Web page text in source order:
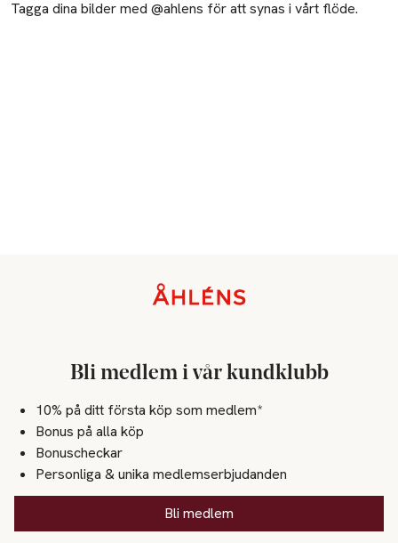
Tagga dina bilder med @ahlens för att synas i vårt flöde.
Bli medlem i vår kundklubb
10% på ditt första köp som medlem*
Bonus på alla köp
Bonuscheckar
Personliga & unika medlemserbjudanden
Bli medlem